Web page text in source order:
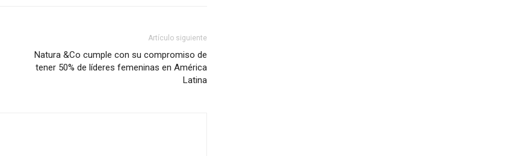
Artículo siguiente
Natura &Co cumple con su compromiso de
tener 50% de líderes femeninas en América
Latina